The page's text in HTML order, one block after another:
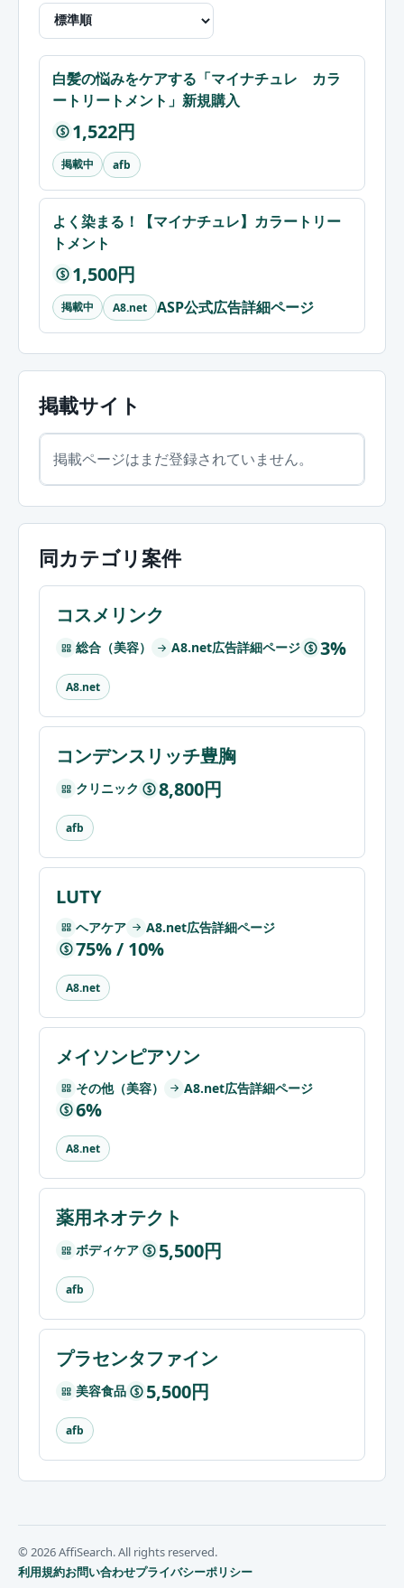
白髪の悩みをケアする「マイナチュレ カラ
ートリートメント」新規購入
$ 1,522円
掲載中 afb
よく染まる！【マイナチュレ】カラートリー
トメント
$ 1,500円
掲載中 A8.net ASP公式広告詳細ページ
掲載サイト
掲載ページはまだ登録されていません。
同カテゴリ案件
コスメリンク
総合（美容） A8.net広告詳細ページ $ 3%
A8.net
コンデンスリッチ豊胸
クリニック $ 8,800円
afb
LUTY
ヘアケア A8.net広告詳細ページ
$ 75% / 10%
A8.net
メイソンピアソン
その他（美容） A8.net広告詳細ページ
$ 6%
A8.net
薬用ネオテクト
ボディケア $ 5,500円
afb
プラセンタファイン
美容食品 $ 5,500円
afb
© 2026 AffiSearch. All rights reserved.
利用規約お問い合わせプライバシーポリシー